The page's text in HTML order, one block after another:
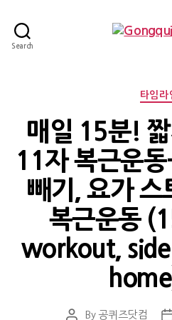
Search
타임라
매일 15분!
11자 복근운
빼기, 요가 스
복근운동
workout,
PostBy 공퀴즈닷컴